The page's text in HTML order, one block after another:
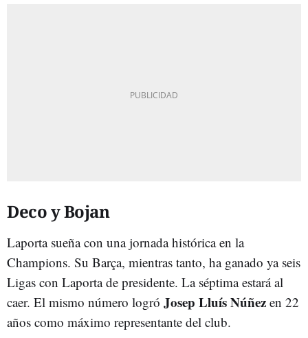
Deco y Bojan
Laporta sueña con una jornada histórica en la
Champions. Su Barça, mientras tanto, ha ganado ya seis
Ligas con Laporta de presidente. La séptima estará al
caer. El mismo número logró Josep Lluís Núñez en 22
años como máximo representante del club.